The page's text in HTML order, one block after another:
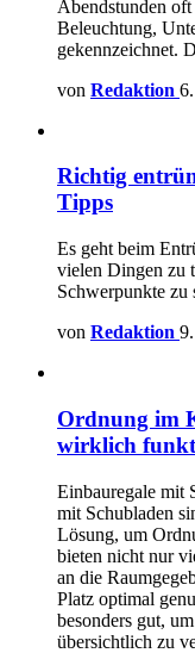
Abendstunden
Beleuchtung,
gekennzeichnet.
von Redaktion
Richtig
Tipps
Es geht beim
vielen Dingen zu
Schwerpunkte zu
von Redaktion
Ordnung im
wirklich
Einbauregale mit
mit Schubladen
Lösung, um
bieten nicht nur
an die
Platz optimal
besonders gut,
übersichtlich zu